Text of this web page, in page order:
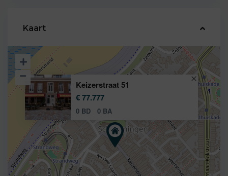
Kaart
Keizerstraat 51
€ 77.777
0 BD 0 BA